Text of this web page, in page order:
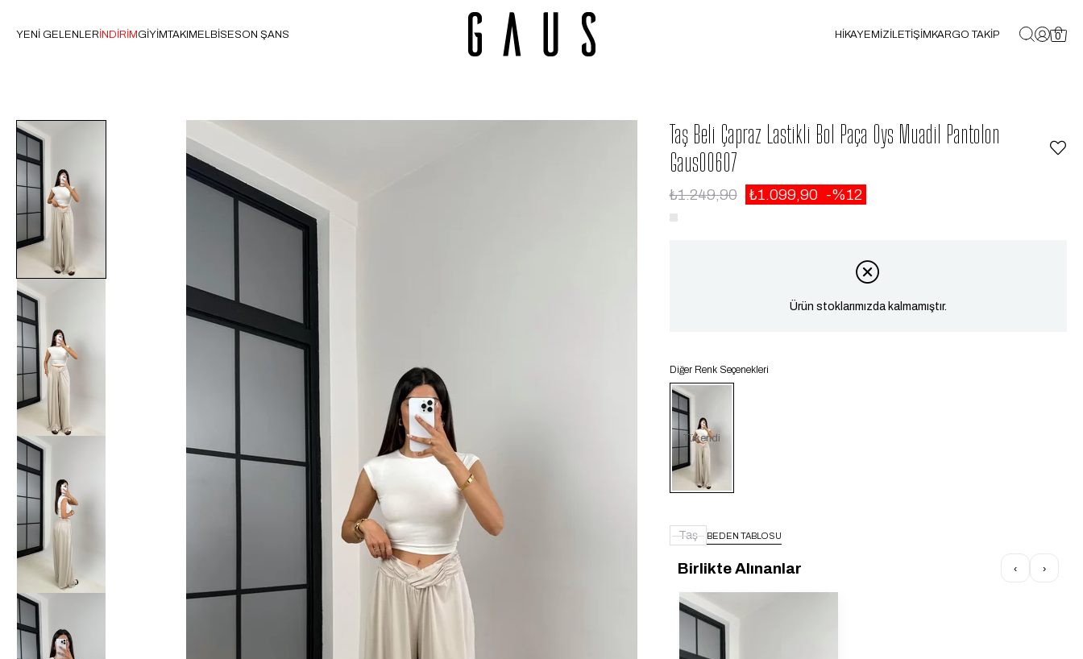
YENİ GELENLERİNDİRİMGİYİMTAKIMELBİSESON ŞANS HİKAYEMİZİLETİŞİMKARGO TAKİP 0
Taş Beli Çapraz Lastikli Bol Paça Oys Muadil Pantolon
Gaus00607
₺1.249,90 ₺1.099,90 12
Ürün stoklarımızda kalmamıştır.
Diğer Renk Seçenekleri
Tükendi
Taş BEDEN TABLOSU
Birlikte Alınanlar ‹ ›